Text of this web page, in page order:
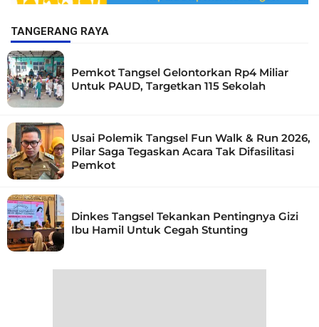
TANGERANG RAYA
Pemkot Tangsel Gelontorkan Rp4 Miliar
Untuk PAUD, Targetkan 115 Sekolah
Usai Polemik Tangsel Fun Walk & Run 2026,
Pilar Saga Tegaskan Acara Tak Difasilitasi
Pemkot
Dinkes Tangsel Tekankan Pentingnya Gizi
Ibu Hamil Untuk Cegah Stunting